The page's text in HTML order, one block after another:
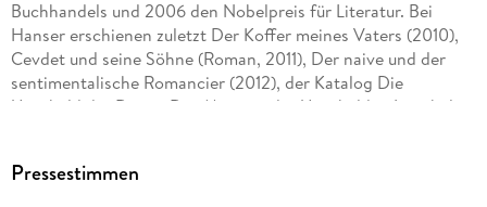
Buchhandels und 2006 den Nobelpreis für Literatur. Bei
Hanser erschienen zuletzt Der Koffer meines Vaters (2010),
Cevdet und seine Söhne (Roman, 2011), Der naive und der
sentimentalische Romancier (2012), der Katalog Die
Unschuld der Dinge. Das Museum der Unschuld in Istanbul
einer Stadt, 2018) und Die Nächte der Pest (Roman, 2022).
Pressestimmen